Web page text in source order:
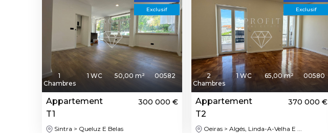
Exclusif
1
Chambres
1 WC 50,00 m² 00582
Appartement
T1
300 000 €
Sintra > Queluz E Belas
Exclusif
2
Chambres
1 WC 65,00 m² 00580
Appartement
T2
370 000 €
Oeiras > Algés, Linda-A-Velha E ...